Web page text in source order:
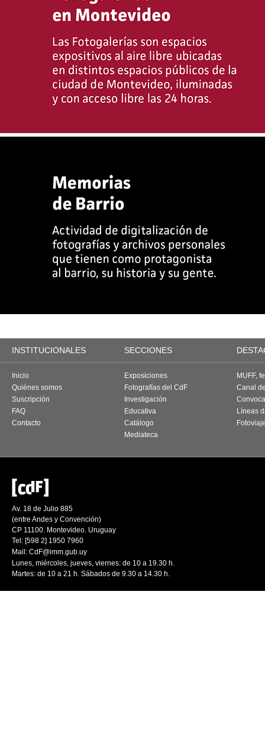
INSTITUCIONALES SECCIONES
Inicio
Quiénes somos
Suscripción
FAQ
Contacto
Exposiciones
Fotografías del CdF
Investigación
Educativa
Catálogo
Mediateca
MUFF,
Canal
Líneas
Av. 18 de Julio 885
(entre Andes y Convención)
CP 11100. Montevideo. Uruguay
Tel: [598 2] 1950 7960
Mail: CdF@imm.gub.uy
Lunes, miércoles, jueves, viernes: de 10 a 19.30 h.
Martes: de 10 a 21 h. Sábados de 9.30 a 14.30 h.